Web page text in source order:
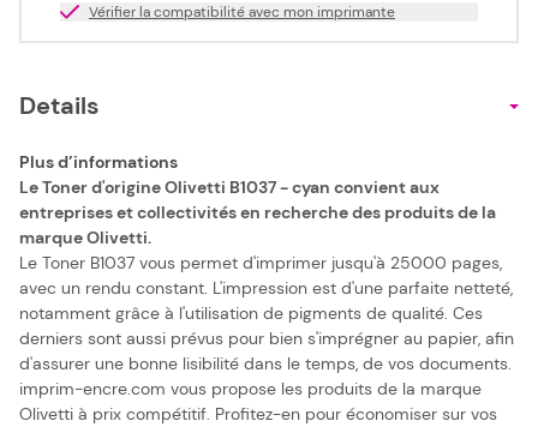
Vérifier la compatibilité avec mon imprimante
Details
Plus d’informations
Le Toner d'origine Olivetti B1037 - cyan convient aux
entreprises et collectivités en recherche des produits de la
marque Olivetti.
Le Toner B1037 vous permet d'imprimer jusqu'à 25000 pages,
avec un rendu constant. L'impression est d'une parfaite netteté,
notamment grâce à l'utilisation de pigments de qualité. Ces
derniers sont aussi prévus pour bien s'imprégner au papier, afin
d'assurer une bonne lisibilité dans le temps, de vos documents.
imprim-encre.com vous propose les produits de la marque
Olivetti à prix compétitif. Profitez-en pour économiser sur vos